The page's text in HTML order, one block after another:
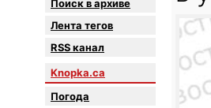
Поиск в архиве
Лента тегов
RSS канал
Knopka.ca
Погода